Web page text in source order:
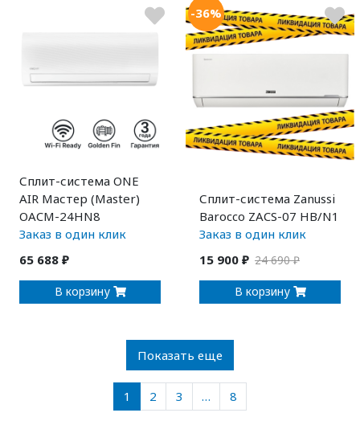
Сплит-система ONE
AIR Мастер (Master)
OACM-24HN8
Заказ в один клик
65 688 ₽
В корзину
-36%
Сплит-система Zanussi
Barocco ZACS-07 HB/N1
Заказ в один клик
15 900 ₽ 24 690 ₽
В корзину
Показать еще
1 2 3 … 8